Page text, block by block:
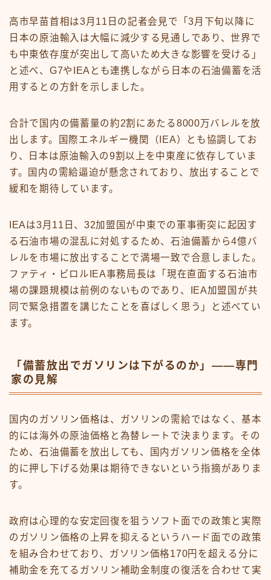
高市早苗首相は3月11日の記者会見で「3月下旬以降に
日本の原油輸入は大幅に減少する見通しであり、世界で
も中東依存度が突出して高いため大きな影響を受ける」
と述べ、G7やIEAとも連携しながら日本の石油備蓄を活
用するとの方針を示しました。
合計で国内の備蓄量の約2割にあたる8000万バレルを放
出します。国際エネルギー機関（IEA）とも協調してお
り、日本は原油輸入の9割以上を中東産に依存していま
す。国内の需給逼迫が懸念されており、放出することで
緩和を期待しています。
IEAは3月11日、32加盟国が中東での軍事衝突に起因す
る石油市場の混乱に対処するため、石油備蓄から4億バ
レルを市場に放出することで満場一致で合意しました。
ファティ・ビロルIEA事務局長は「現在直面する石油市
場の課題規模は前例のないものであり、IEA加盟国が共
同で緊急措置を講じたことを喜ばしく思う」と述べてい
ます。
「備蓄放出でガソリンは下がるのか」——専門
家の見解
国内のガソリン価格は、ガソリンの需給ではなく、基本
的には海外の原油価格と為替レートで決まります。その
ため、石油備蓄を放出しても、国内ガソリン価格を全体
的に押し下げる効果は期待できないという指摘がありま
す。
政府は心理的な安定回復を狙うソフト面での政策と実際
のガソリン価格の上昇を抑えるというハード面での政策
を組み合わせており、ガソリン価格170円を超える分に
補助金を充てるガソリン補助金制度の復活を合わせて実